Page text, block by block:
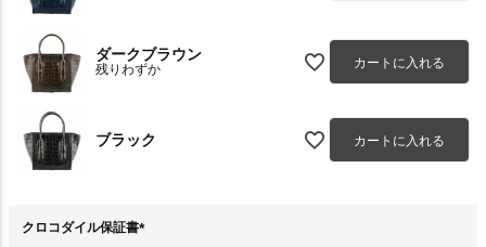
ダークブラウン
残りわずか カートに入れる
ブラック カートに入れる
クロコダイル保証書